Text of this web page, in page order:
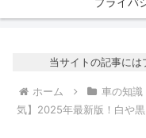
当サイトの記事には
ホーム 車の知識
気】2025年最新版！白や